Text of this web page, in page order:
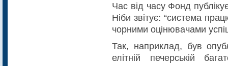
Час від часу Фонд
Ніби звітує: “система
чорними оцінювачами
Так, наприклад, був
елітній печерській